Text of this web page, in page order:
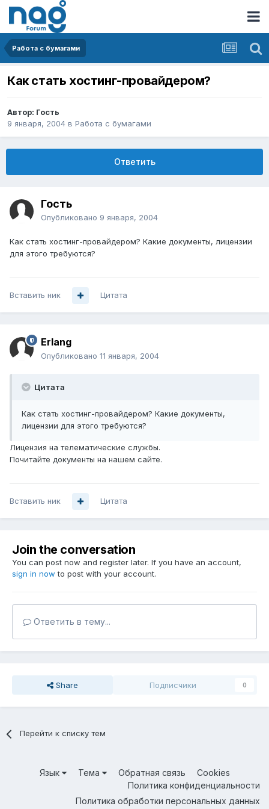
Работа с бумагами
Как стать хостинг-провайдером?
Автор: Гость
9 января, 2004 в Работа с бумагами
Ответить
Гость
Опубликовано 9 января, 2004
Как стать хостинг-провайдером? Какие документы, лицензии
для этого требуются?
Вставить ник Цитата
Erlang
Опубликовано 11 января, 2004
Цитата
Как стать хостинг-провайдером? Какие документы,
лицензии для этого требуются?
Лицензия на телематические службы.
Почитайте документы на нашем сайте.
Вставить ник Цитата
Join the conversation
You can post now and register later. If you have an account,
sign in now to post with your account.
Ответить в тему...
Share Подписчики 0
Перейти к списку тем
Язык Тема Обратная связь
Cookies
Политика конфиденциальности
Политика обработки персональных данных